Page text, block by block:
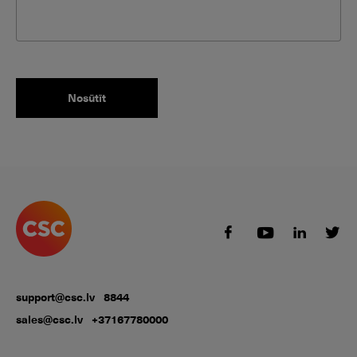
support@csc.lv 8844
sales@csc.lv +37167780000